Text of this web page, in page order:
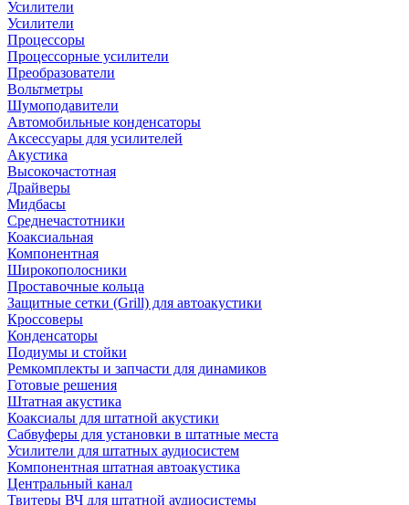
Усилители
Усилители
Процессоры
Процессорные усилители
Преобразователи
Вольтметры
Шумоподавители
Автомобильные конденсаторы
Аксессуары для усилителей
Акустика
Высокочастотная
Драйверы
Мидбасы
Среднечастотники
Коаксиальная
Компонентная
Широкополосники
Проставочные кольца
Защитные сетки (Grill) для автоакустики
Кроссоверы
Конденсаторы
Подиумы и стойки
Ремкомплекты и запчасти для динамиков
Готовые решения
Штатная акустика
Коаксиалы для штатной акустики
Сабвуферы для установки в штатные места
Усилители для штатных аудиосистем
Компонентная штатная автоакустика
Центральный канал
Твитеры ВЧ для штатной аудиосистемы